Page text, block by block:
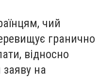
чий
гранично
відносно
заяву на